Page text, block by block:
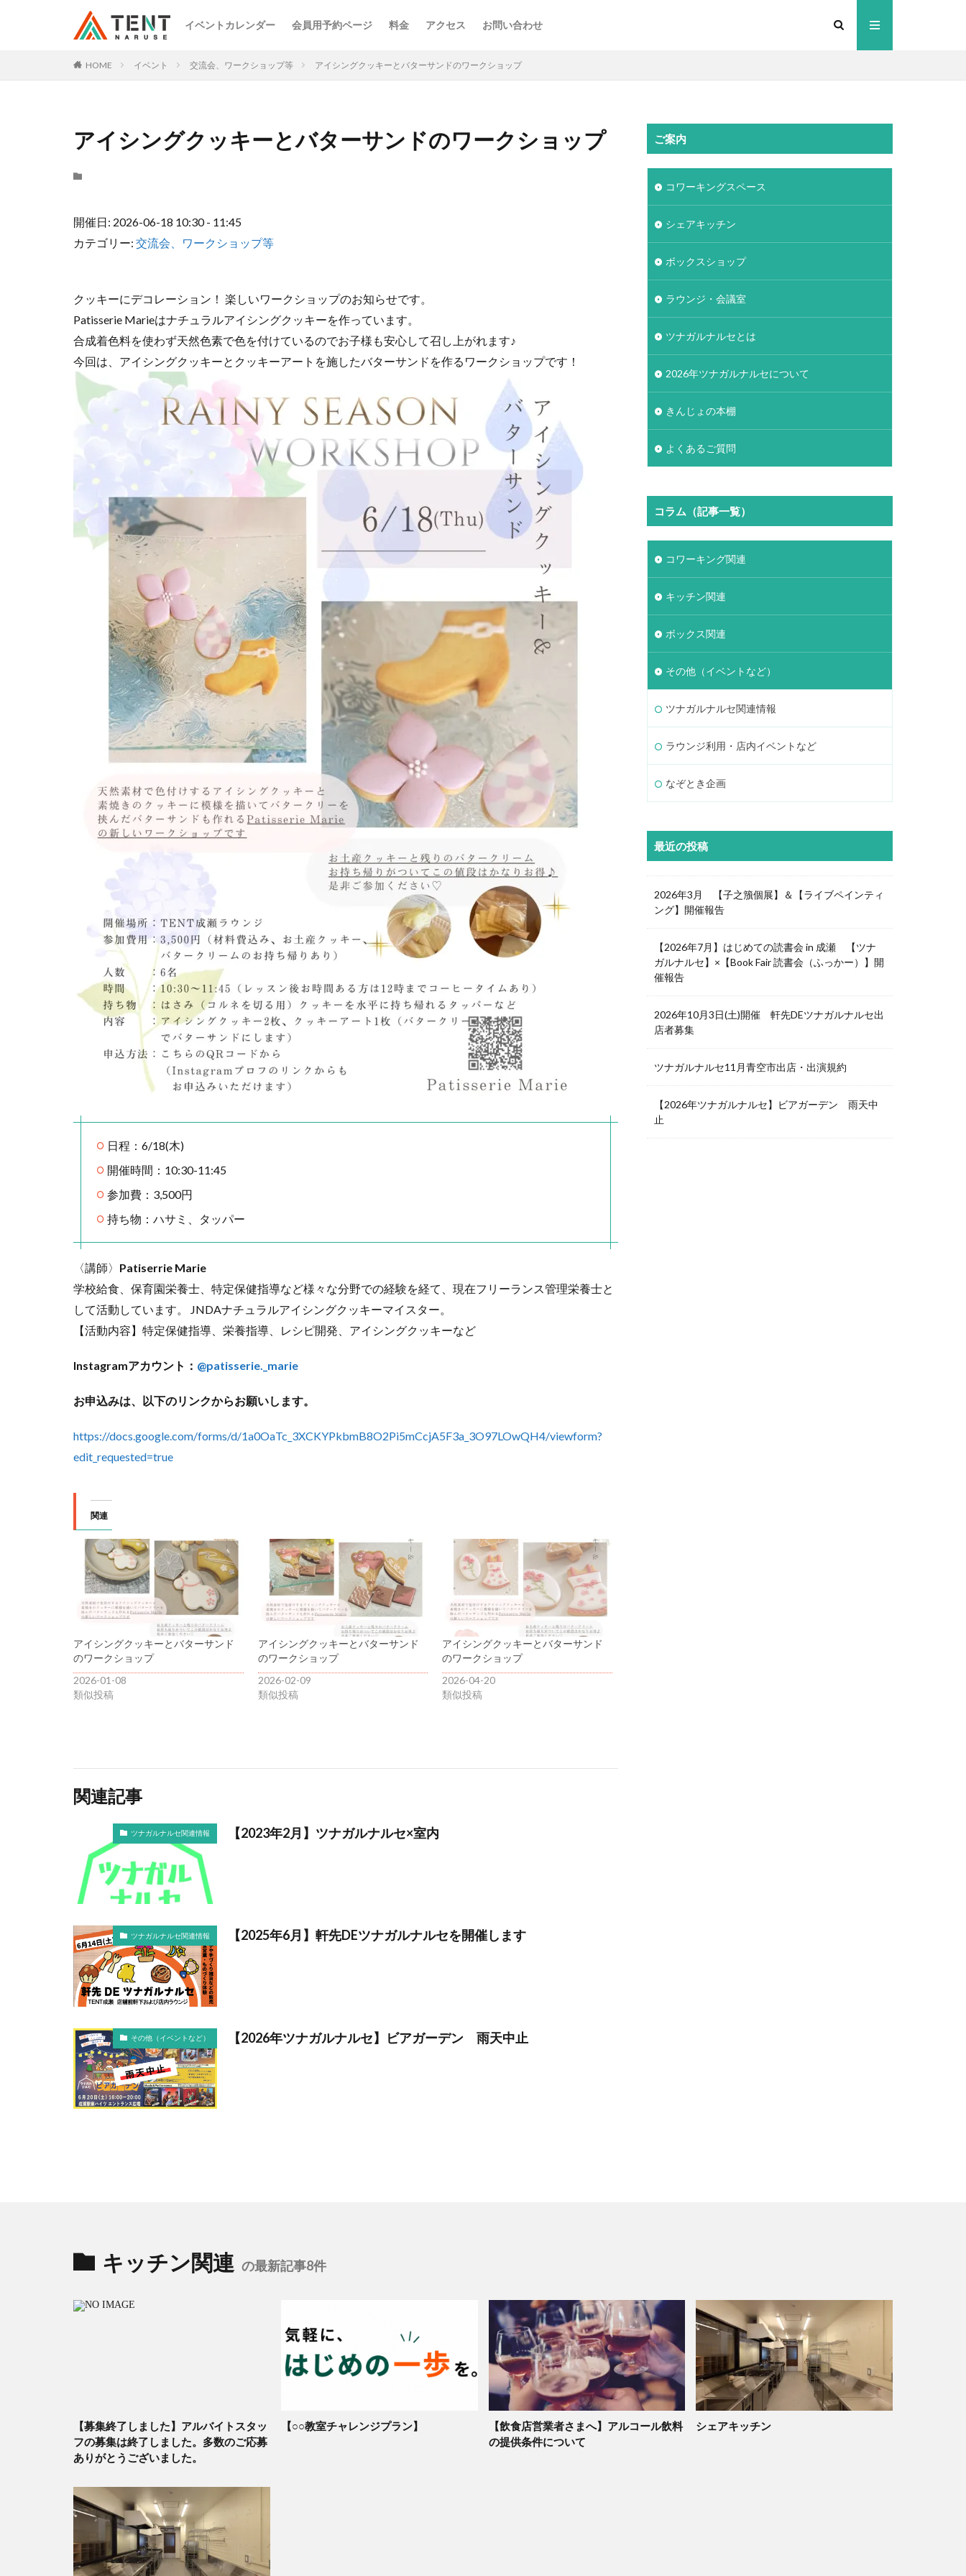
イベントカレンダー 会員用予約ページ 料金 アクセス お問い合わせ
HOME イベント 交流会、ワークショップ等 アイシングクッキーとバターサンドのワークショップ
アイシングクッキーとバターサンドのワークショップ
開催日: 2026-06-18 10:30 - 11:45
カテゴリー: 交流会、ワークショップ等
クッキーにデコレーション！ 楽しいワークショップのお知らせです。
Patisserie Marieはナチュラルアイシングクッキーを作っています。
合成着色料を使わず天然色素で色を付けているのでお子様も安心して召し上がれます♪
今回は、アイシングクッキーとクッキーアートを施したバターサンドを作るワークショップです！
日程：6/18(木)
開催時間：10:30-11:45
参加費：3,500円
持ち物：ハサミ、タッパー
〈講師〉 Patiserrie Marie
学校給食、保育園栄養士、特定保健指導など様々な分野での経験を経て、現在フリーランス管理栄養士と
して活動しています。 JNDAナチュラルアイシングクッキーマイスター。
【活動内容】特定保健指導、栄養指導、レシピ開発、アイシングクッキーなど
Instagramアカウント： @patisserie._marie
お申込みは、以下のリンクからお願いします。
https://docs.google.com/forms/d/1a0OaTc_3XCKYPkbmB8O2Pi5mCcjA5F3a_3O97LOwQH4/viewform?
edit_requested=true
関連
アイシングクッキーとバターサンド
のワークショップ
2026-01-08
類似投稿
アイシングクッキーとバターサンド
のワークショップ
2026-02-09
類似投稿
アイシングクッキーとバターサンド
のワークショップ
2026-04-20
類似投稿
関連記事
ツナガルナルセ関連情報 【2023年2月】ツナガルナルセ×室内
ツナガルナルセ関連情報 【2025年6月】軒先DEツナガルナルセを開催します
その他（イベントなど） 【2026年ツナガルナルセ】ビアガーデン 雨天中止
ご案内
コワーキングスペース
シェアキッチン
ボックスショップ
ラウンジ・会議室
ツナガルナルセとは
2026年ツナガルナルセについて
きんじょの本棚
よくあるご質問
コラム（記事一覧）
コワーキング関連
キッチン関連
ボックス関連
その他（イベントなど）
ツナガルナルセ関連情報
ラウンジ利用・店内イベントなど
なぞとき企画
最近の投稿
2026年3月 【子之籏個展】＆【ライブペインティ
ング】開催報告
【2026年7月】はじめての読書会 in 成瀬 【ツナ
ガルナルセ】×【Book Fair 読書会（ふっかー）】開
催報告
2026年10月3日(土)開催 軒先DEツナガルナルセ出
店者募集
ツナガルナルセ11月青空市出店・出演規約
【2026年ツナガルナルセ】ビアガーデン 雨天中
止
キッチン関連 の最新記事8件
【募集終了しました】アルバイトスタッ
フの募集は終了しました。多数のご応募
ありがとうございました。
【○○教室チャレンジプラン】
【飲食店営業者さまへ】アルコール飲料
の提供条件について
シェアキッチン